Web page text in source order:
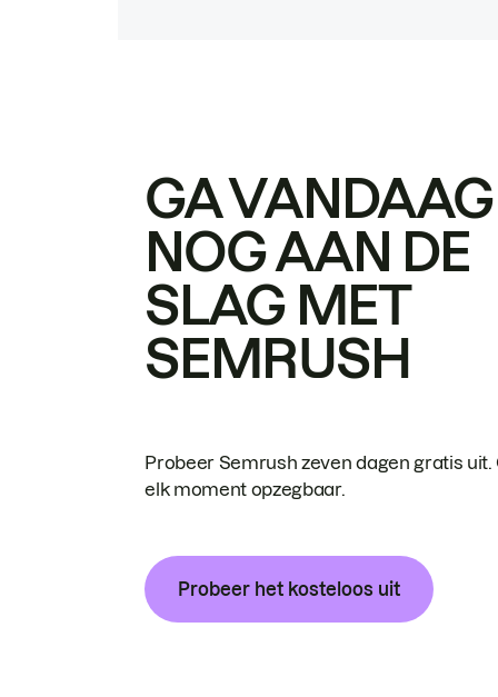
GA VANDAAG
NOG AAN DE
SLAG MET
SEMRUSH
Probeer Semrush zeven dagen gratis uit.
elk moment opzegbaar.
Probeer het kosteloos uit